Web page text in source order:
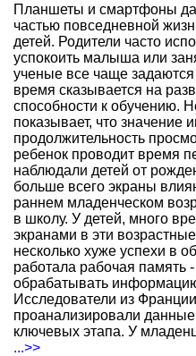
Планшеты и смартфоны
частью повседневной
детей. Родители часто
успокоить малыша или
ученые все чаще
время сказывается на
способности к обучению.
показывает, что значение
продолжительность
ребенок проводит время
наблюдали детей от
больше всего экраны
раннем младенческом
в школу. У детей, много
экранами в эти
несколько хуже успехи в
работала рабочая память
обрабатывать
Исследователи из
проанализировали
ключевых этапа. У
...>>